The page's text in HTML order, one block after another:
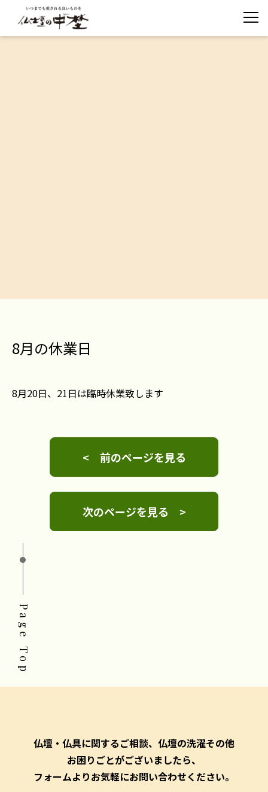
8月の休業日
8月20日、21日は臨時休業致します
< 前のページを見る
次のページを見る >
仏壇・仏具に関するご相談、仏壇の洗濯その他
お困りごとがございましたら、
フォームよりお気軽にお問い合わせください。
Page Top